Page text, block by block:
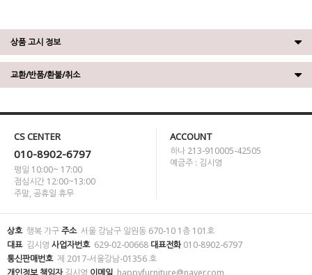
상품 고시 정보
교환/반품/환불/취소
CS CENTER
010-8902-6797
평일 10:00~ 17:00
점심시간 12:00~13:00
주말, 공휴일 휴무
ACCOUNT
하나 213-910005-42505
예금주 : 김시영
상호 행복 가구주소 서울 강남구 일원동 670-10 1층 101호
대표 김시영 사업자번호 629-02-00668 대표전화 010-8902-6797
통신판매번호 제 2017-서울강남-01356 호